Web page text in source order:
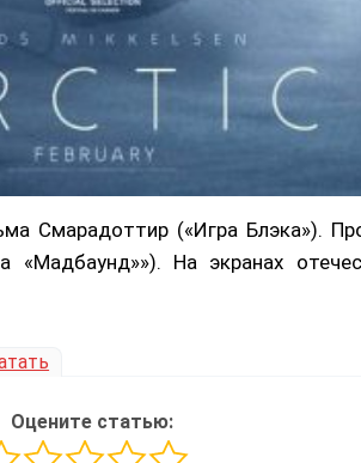
Смарадоттир («Игра Блэка»).
На экранах
Оцените статью: